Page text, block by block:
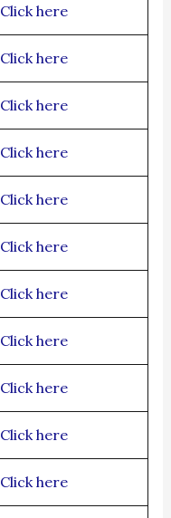
Click here
Click here
Click here
Click here
Click here
Click here
Click here
Click here
Click here
Click here
Click here